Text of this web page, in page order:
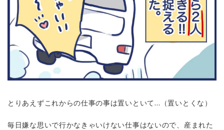
とりあえずこれからの仕事の事は置いといて…（置いとくな）
毎日嫌な思いで行かなきゃいけない仕事はないので、産まれた